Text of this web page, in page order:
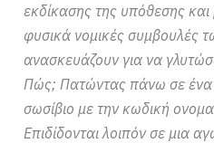
εκδίκασης της υπόθεσης και
φυσικά νομικές συμβουλές
ανασκευάζουν για να
Πώς; Πατώντας πάνω σε ένα
σωσίβιο με την κωδική
Επιδίδονται λοιπόν σε μια